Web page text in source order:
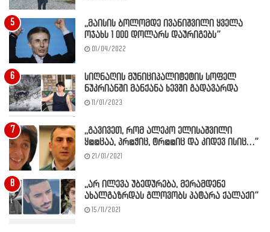
,,მაისის ბოლომდე ივანიშვილი ყველა
ოჯახს 1 000 დოლარს დაურიგებს”
01/04/2022
სიღნაღის მუნიციპალიტეტის სოფელ
ნუკრიანში მანქანა ხევში გადავარდა
11/01/2023
,,გავივეთ, რომ ალეკო ელისაშვილი
ყ@@ცაა, პრ@ჭიც, ტრ@@იც და კიდევ ისიც…”
21/01/2021
,,არ ილევა უბედურება, მერამდენე
ახალგაზრდას გლოვობს პატარა ქალაქი”
15/11/2021